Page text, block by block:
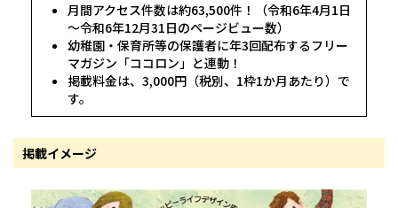
月間アクセス件数は約63,500件！（令和6年4月1日
～令和6年12月31日のページビュー数）
幼稚園・保育所等の保護者に年3回配布するフリー
マガジン「ココロン」と連動！
掲載料金は、3,000円（税別、1枠1か月あたり）で
す。
掲載イメージ